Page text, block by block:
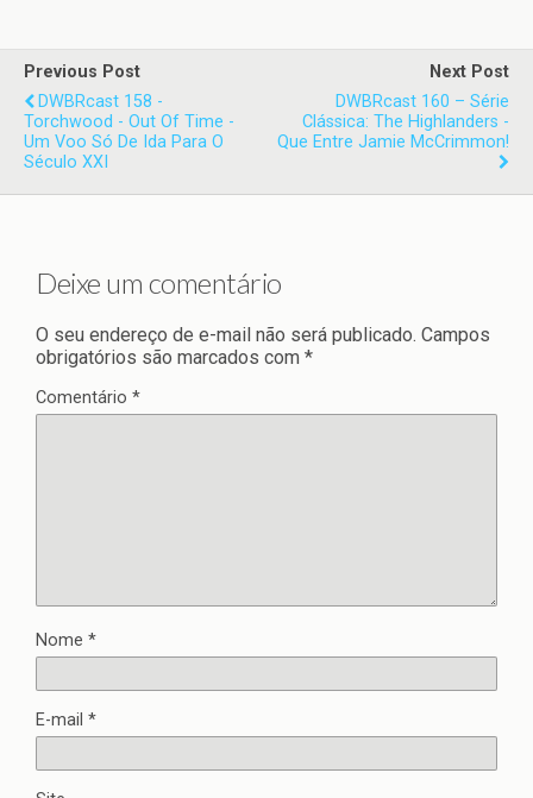
Previous Post
DWBRcast 158 -
Torchwood - Out Of Time -
Um Voo Só De Ida Para O
Século XXI
Next Post
DWBRcast 160 – Série
Clássica: The Highlanders -
Que Entre Jamie McCrimmon!
Deixe um comentário
O seu endereço de e-mail não será publicado. Campos
obrigatórios são marcados com *
Comentário *
Nome *
E-mail *